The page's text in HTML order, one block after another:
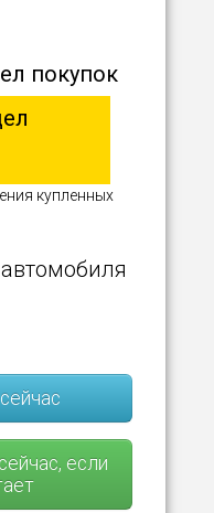
покупок
купленных
если